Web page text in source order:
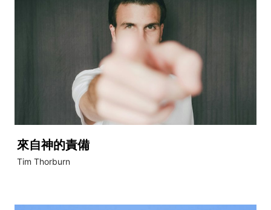
來自神的責備
Tim Thorburn